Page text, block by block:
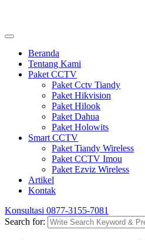
Beranda
Tentang Kami
Paket CCTV
Paket Cctv Tiandy
Paket Hikvision
Paket Hilook
Paket Dahua
Paket Holowits
Smart CCTV
Paket Tiandy Wireless
Paket CCTV Imou
Paket Ezviz Wireless
Artikel
Kontak
Konsultasi 0877-3155-7081
Search for: